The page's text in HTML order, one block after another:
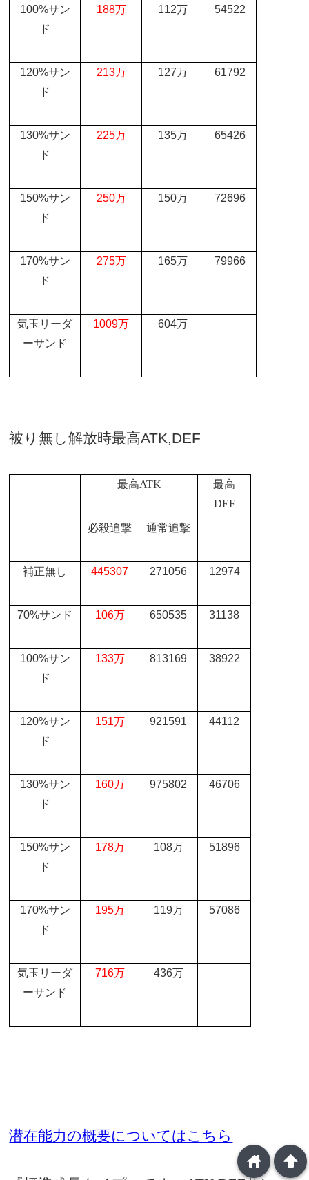
100%サン
ド
188万 112万 54522
120%サン
ド
213万 127万 61792
130%サン
ド
225万 135万 65426
150%サン
ド
250万 150万 72696
170%サン
ド
275万 165万 79966
気玉リーダ
ーサンド
1009万 604万
被り無し解放時最高ATK,DEF
最高ATK
最高
DEF
必殺追撃 通常追撃
補正無し 445307 271056 12974
70%サンド 106万 650535 31138
100%サン
ド
133万 813169 38922
120%サン
ド
151万 921591 44112
130%サン
ド
160万 975802 46706
150%サン
ド
178万 108万 51896
170%サン
ド
195万 119万 57086
気玉リーダ
ーサンド
716万 436万
潜在能力の概要についてはこちら
arrowup
home